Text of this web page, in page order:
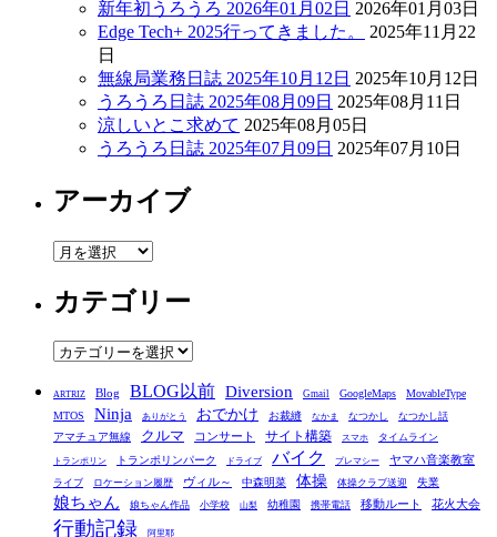
新年初うろうろ 2026年01月02日 2026年01月03日
Edge Tech+ 2025行ってきました。
2025年11月22
日
無線局業務日誌 2025年10月12日 2025年10月12日
うろうろ日誌 2025年08月09日 2025年08月11日
涼しいとこ求めて 2025年08月05日
うろうろ日誌 2025年07月09日 2025年07月10日
アーカイブ
ア
カ
イ
ブ
カテゴリー
カ
ゴ
リ
ー
ARTRIZ Blog BLOG以前 Diversion Gmail GoogleMaps
MovableType
MTOS
Ninja ありがとう おでかけ お裁縫 なかま なつかし なつかし話
アマチュア無線 クルマ コンサート サイト構築 スマホ タイムライン
トランポリン トランポリンパーク ドライブ バイク プレマシー ヤマハ音楽教室
ライブ ロケーション履歴 ヴィル～ 中森明菜 体操 体操クラブ送迎 失業
娘ちゃん 娘ちゃん作品 小学校 山梨 幼稚園 携帯電話 移動ルート 花火大会
行動記録 阿里耶